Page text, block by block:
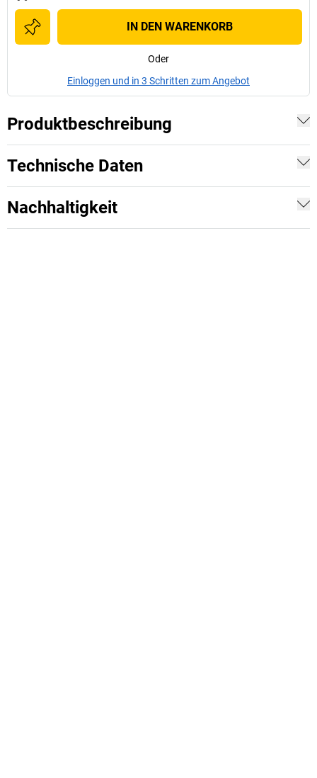
IN DEN WARENKORB
Oder
Einloggen und in 3 Schritten zum Angebot
Produktbeschreibung
Technische Daten
Nachhaltigkeit